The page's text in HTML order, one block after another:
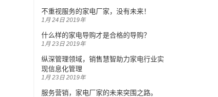
不重视服务的家电厂家，没有未来！
1月 24日 2019年
什么样的家电导购才是合格的导购？
1月 23日 2019年
纵深管理领域，销售慧智助力家电行业实
现信息化管理
1月 23日 2019年
服务营销，家电厂家的未来突围之路。